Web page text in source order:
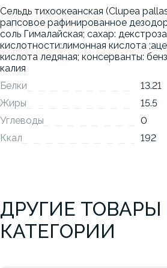
Сельдь тихоокеанская (Clupea
рапсовое рафинированное
соль Гималайская; сахар:
кислотности:лимонная кислота
кислота ледяная; консерванты:
калия
Белки
13.21
Жиры
15.5
Углеводы
0
Ккал
192
ДРУГИЕ ТОВАРЫ
КАТЕГОРИИ